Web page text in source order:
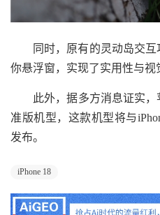
同时，原有的灵动岛交互
你悬浮窗，实现了实用性与视
此外，据多方消息证实，
准版机型，这款机型将与
发布。
iPhone 18